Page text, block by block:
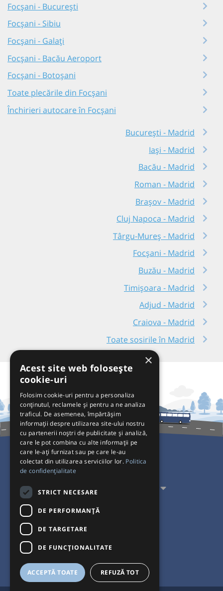
Focșani - București
Focșani - Sibiu
Focșani - Galați
Focșani - Bacău Aeroport
Focșani - Botoșani
Toate plecările din Focșani
Închirieri autocare în Focșani
București - Madrid
Iași - Madrid
Bacău - Madrid
Roman - Madrid
Brașov - Madrid
Cluj Napoca - Madrid
Târgu-Mureș - Madrid
Focșani - Madrid
Buzău - Madrid
Timișoara - Madrid
Adjud - Madrid
Craiova - Madrid
Toate sosirile în Madrid
Pentru Călători
Pentru Transportatori
Interacționăm
Acceptăm plăți cu
×
Acest site web folosește
cookie-uri
Folosim cookie-uri pentru a personaliza
conținutul, reclamele și pentru a ne analiza
traficul. De asemenea, împărtășim
informații despre utilizarea site-ului nostru
cu partenerii noștri de publicitate și analiză,
care le pot combina cu alte informații pe
care le-ați furnizat sau pe care le-au
colectat din utilizarea serviciilor lor. Politica
de confidențialitate
STRICT NECESARE
DE PERFORMANȚĂ
DE TARGETARE
DE FUNCŢIONALITATE
ACCEPTĂ TOATE REFUZĂ TOT